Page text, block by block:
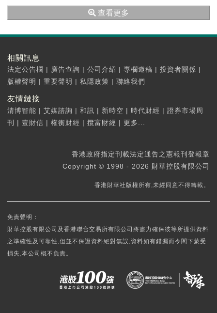
查看更多
相關訊息
法定公告欄 | 廣告查詢 | 公司介紹 | 專欄邀稿 | 投資者關係 |
版權聲明 | 重要聲明 | 私隱政策 | 聯絡我們
友情鏈接
清博智能 | 艾媒諮詢 | 和訊 | 新時空 | 時代財經 | 證券市場周
刊 | 壹財信 | 權衡財經 | 攬富財經 | 更多...
香港政府指定刊載法定通告之憲報刊登報章
Copyright © 1998 - 2026 財華控股有限公司
香港財華社版權所有,未經同意不得轉載。
免責聲明：
財華控股有限公司及香港聯合交易所有限公司將盡力確保彼等所提供資料
之準確性及可靠性,但並不保證資料絕對無誤,資料如有錯漏而令閣下蒙受
損失,本公司概不負責。